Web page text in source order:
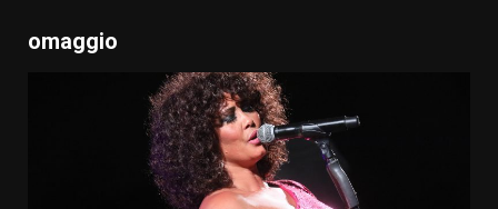
omaggio